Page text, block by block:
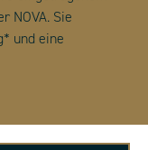
NOVA. Sie
und eine